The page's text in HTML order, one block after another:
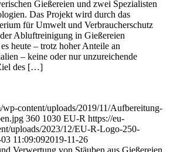
Gießereien und zwei Spezialisten
Das Projekt wird durch das
für Umwelt und Verbraucherschutz
Abluftreinigung in Gießereien
heute – trotz hoher Anteile an
– keine oder nur unzureichende
des […]
content/uploads/2019/11/Aufbereitung-
360 1030 EU-R https://eu-
uploads/2023/12/EU-R-Logo-250-
11:09:092019-11-26
Verwertung von Stäuben aus Gießereien